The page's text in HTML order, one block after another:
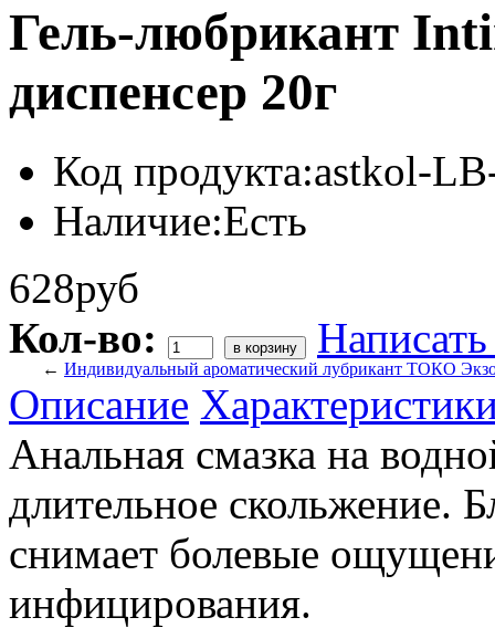
Гель-любрикант
диспенсер 20г
Код продукта:astkol-
Наличие:Есть
628руб
Кол-во:
← Индивидуальный ароматический лубрикант ТОКО
Описание
Анальная смазка на
длительное скольжение.
снимает болевые
инфицирования.